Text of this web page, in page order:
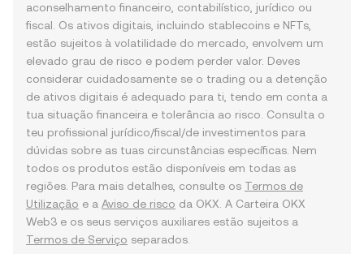
aconselhamento financeiro, contabilístico, jurídico ou
fiscal. Os ativos digitais, incluindo stablecoins e NFTs,
estão sujeitos à volatilidade do mercado, envolvem um
elevado grau de risco e podem perder valor. Deves
considerar cuidadosamente se o trading ou a detenção
de ativos digitais é adequado para ti, tendo em conta a
tua situação financeira e tolerância ao risco. Consulta o
teu profissional jurídico/fiscal/de investimentos para
dúvidas sobre as tuas circunstâncias específicas. Nem
todos os produtos estão disponíveis em todas as
regiões. Para mais detalhes, consulte os Termos de
Utilização e a Aviso de risco da OKX. A Carteira OKX
Web3 e os seus serviços auxiliares estão sujeitos a
Termos de Serviço separados.